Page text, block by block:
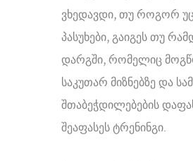
ვხედავდი, თუ როგორ
პასუხები, გაიგეს თუ
დარგში, რომელიც
საკუთარ მიზნებზე და
შთაბეჭდილებების
შეაფასეს ტრენინგი.